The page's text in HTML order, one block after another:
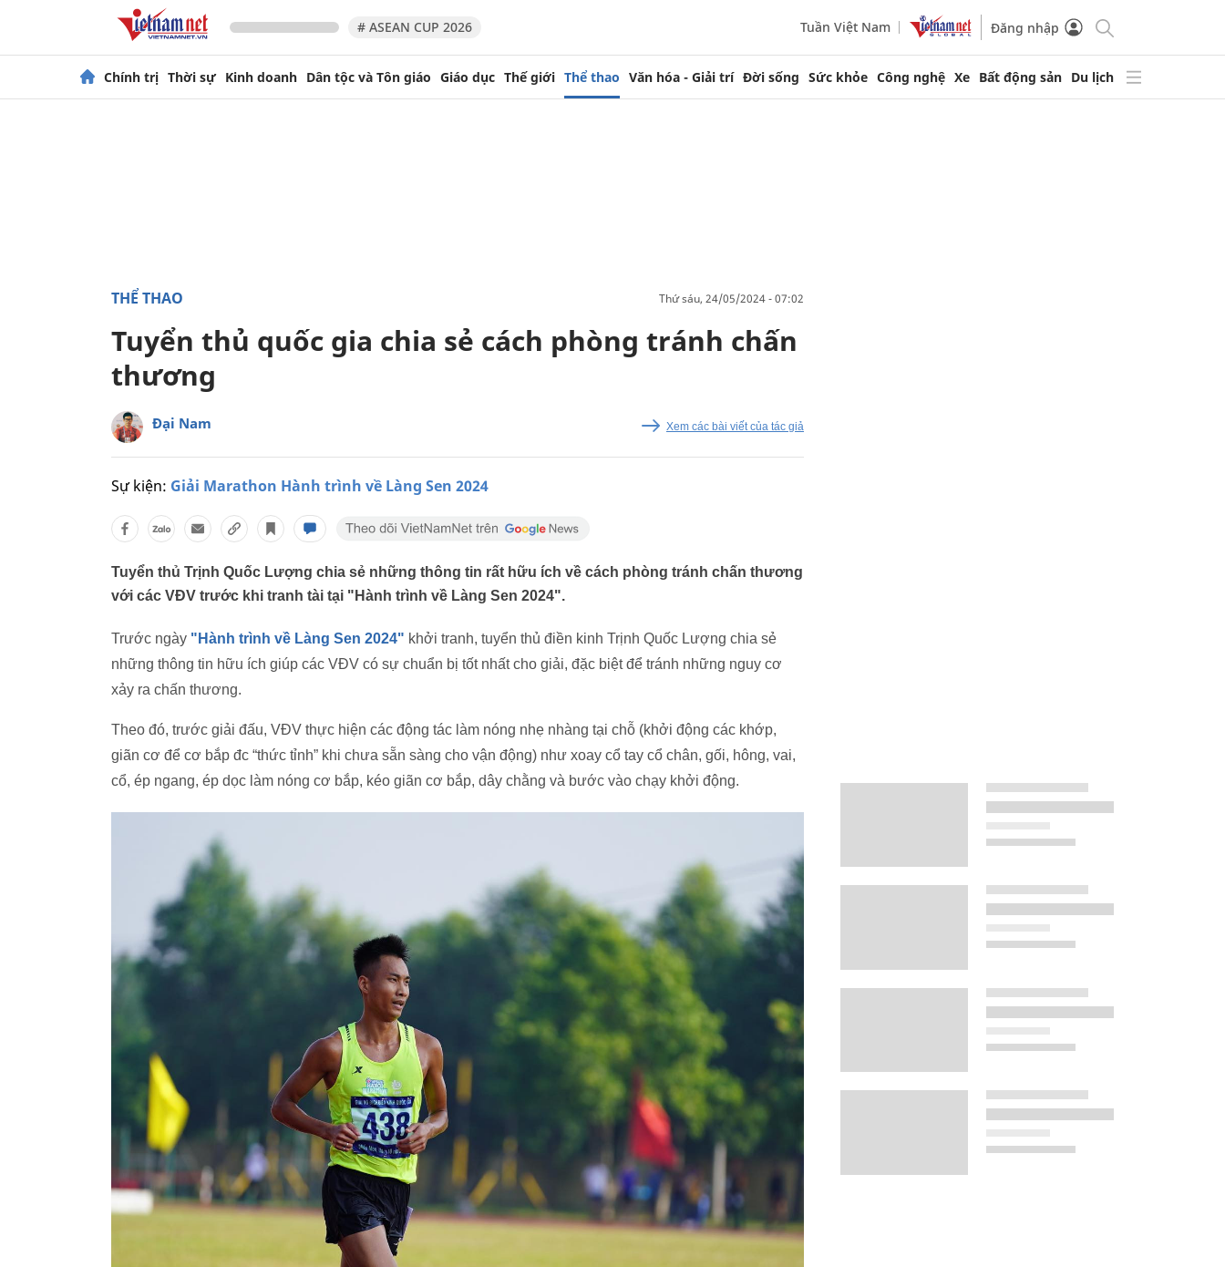
# ASEAN CUP 2026 Tuần Việt Nam Đăng nhập
Chính trị Thời sự Kinh doanh Dân tộc và Tôn giáo Giáo dục Thế giới Thể thao Văn hóa - Giải trí Đời sống Sức khỏe Công nghệ Xe Bất động sản Du lịch
THỂ THAO thứ sáu, 24/05/2024 - 07:02
Tuyển thủ quốc gia chia sẻ cách phòng tránh chấn
thương
Đại Nam Xem các bài viết của tác giả
Sự kiện: Giải Marathon Hành trình về Làng Sen 2024
Tuyển thủ Trịnh Quốc Lượng chia sẻ những thông tin rất hữu ích về cách phòng tránh chấn thương
với các VĐV trước khi tranh tài tại "Hành trình về Làng Sen 2024".
Trước ngày "Hành trình về Làng Sen 2024" khởi tranh, tuyển thủ điền kinh Trịnh Quốc Lượng chia sẻ
những thông tin hữu ích giúp các VĐV có sự chuẩn bị tốt nhất cho giải, đặc biệt để tránh những nguy cơ
xảy ra chấn thương.
Theo đó, trước giải đấu, VĐV thực hiện các động tác làm nóng nhẹ nhàng tại chỗ (khởi động các khớp,
giãn cơ để cơ bắp đc “thức tỉnh” khi chưa sẵn sàng cho vận động) như xoay cổ tay cổ chân, gối, hông, vai,
cổ, ép ngang, ép dọc làm nóng cơ bắp, kéo giãn cơ bắp, dây chằng và bước vào chạy khởi động.